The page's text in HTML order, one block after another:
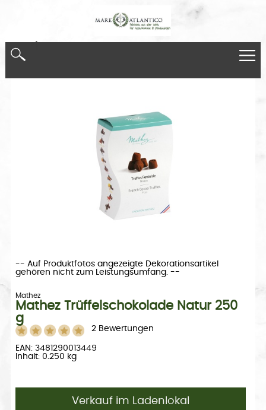
-- Auf Produktfotos angezeigte Dekorationsartikel
gehören nicht zum Leistungsumfang. --
Mathez
Mathez Trüffelschokolade Natur 250
g
2 Bewertungen
EAN: 3481290013449
Inhalt: 0.250 kg
Verkauf im Ladenlokal